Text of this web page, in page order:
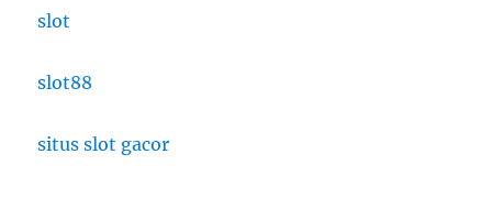
slot
slot88
situs slot gacor